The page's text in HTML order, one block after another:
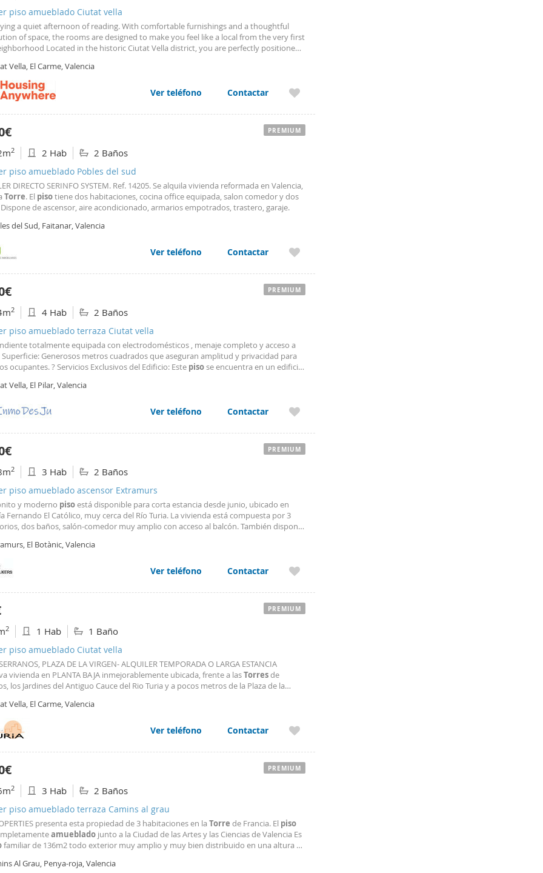
piso amueblado Ciutat vella
a quiet afternoon of reading. With comfortable furnishings and a thoughtful
of space, the rooms are designed to make you feel like a local from the very first
Located in the historic Ciutat Vella district, you are perfectly positioned
and the stunning
Vella, El Carme, Valencia
Ver teléfono Contactar
2 2 Hab 2 Baños
piso amueblado Pobles del sud
DIRECTO SERINFO SYSTEM. Ref. 14205. Se alquila vivienda reformada en Valencia,
Torre. El pisotiene dos habitaciones, cocina office equipada, salon comedor y dos
de ascensor, aire acondicionado, armarios empotrados, trastero, garaje.
del Sud, Faitanar, Valencia
Ver teléfono Contactar
PREMIUM
2 4 Hab 2 Baños
piso amueblado terraza Ciutat vella
totalmente equipada con electrodomésticos , menaje completo y acceso a
Generosos metros cuadrados que aseguran amplitud y privacidad para
ocupantes. ? Servicios Exclusivos del Edificio: Este pisose encuentra en un edificio
Dispone de servicio de Conserje durante
Vella, El Pilar, Valencia
Ver teléfono Contactar
PREMIUM
2 3 Hab 2 Baños
piso amueblado ascensor Extramurs
y moderno pisoestá disponible para corta estancia desde junio, ubicado en
Fernando El Católico, muy cerca del Río Turia. La vivienda está compuesta por 3
dos baños, salón-comedor muy amplio con acceso al balcón. También dispone
. Vivienda totalmenteamueblada
El Botànic, Valencia
Ver teléfono Contactar
PREMIUM
2 1 Hab 1 Baño
piso amueblado Ciutat vella
PLAZA DE LA VIRGEN- ALQUILER TEMPORADA O LARGA ESTANCIA
vivienda en PLANTA BAJA inmejorablemente ubicada, frente a lasTorresde
los Jardines del Antiguo Cauce del Rio Turia y a pocos metros de la Plaza de la
calidades. Dispone de un salón comedor con cocina
Vella, El Carme, Valencia
Ver teléfono Contactar
PREMIUM
2 3 Hab 2 Baños
piso amueblado terraza Camins al grau
presenta esta propiedad de 3 habitaciones en la Torre de Francia. El piso
amueblado junto a la Ciudad de las Artes y las Ciencias de Valencia Es
familiar de 136m2 todo exterior muy amplio y muy bien distribuido en una altura 5.
equipada y con acceso al área
Al Grau, Penya-roja, Valencia
PREMIUM